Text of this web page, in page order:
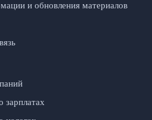
и обновления материалов
зарплатах